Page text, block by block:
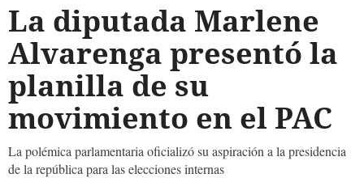
La diputada Marlene
Alvarenga presentó la
planilla de su
movimiento en el PAC
La polémica parlamentaria oficializó su aspiración a la presidencia
de la república para las elecciones internas